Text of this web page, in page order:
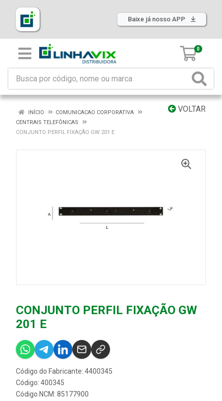
Baixe já nosso APP
0
VOLTAR
INÍCIO
COMUNICACAO CORPORATIVA
CENTRAIS TELEFÔNICAS
CONJUNTO PERFIL FIXAÇÃO GW 201 E
CONJUNTO PERFIL FIXAÇÃO GW
201 E
Código do Fabricante: 4400345
Código: 400345
Código NCM: 85177900